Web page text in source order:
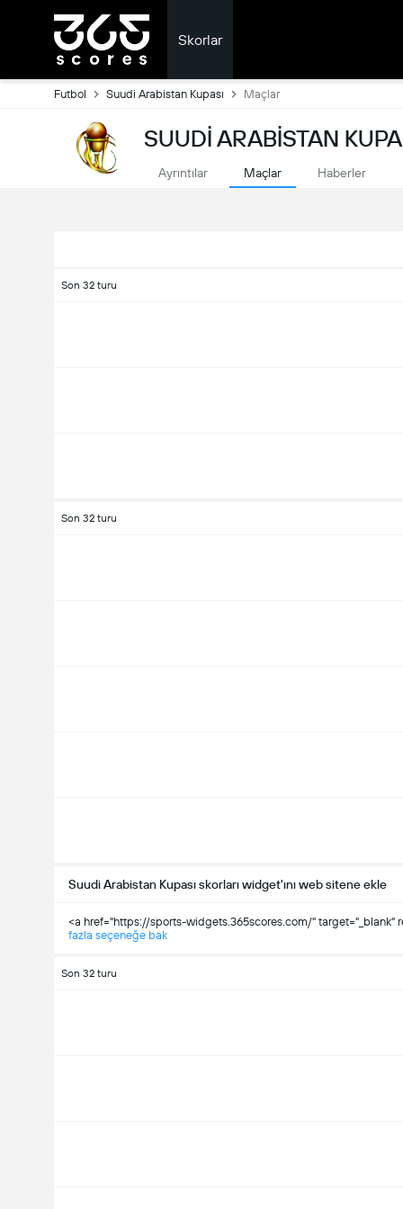
Skorlar
Futbol Suudi Arabistan Kupası Maçlar
SUUDI ARABISTAN
Ayrıntılar Maçlar Haberler
Son 32 turu
Son 32 turu
Suudi Arabistan Kupası skorları widget'ını web sitene ekle
<a href="https://sports-widgets.365scores.com/"
fazla seçeneğe bak
Son 32 turu